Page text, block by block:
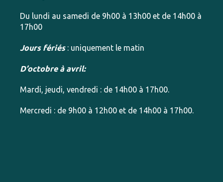
Du lundi au samedi de 9h00 à 13h00 et de 14h00 à
17h00
Jours fériés: uniquement le matin
D’octobre à avril:
Mardi, jeudi, vendredi : de 14h00 à 17h00.
Mercredi : de 9h00 à 12h00 et de 14h00 à 17h00.